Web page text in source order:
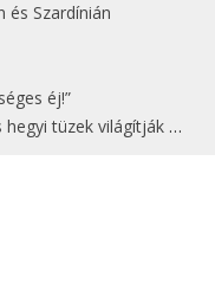
és Szardínián
éj!”
világítják meg Zugspitzét